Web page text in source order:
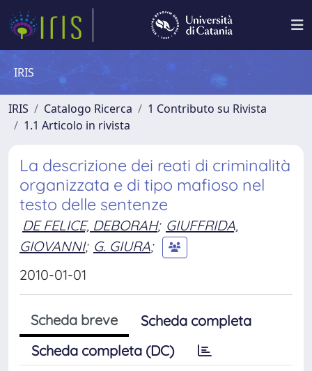
IRIS
IRIS Catalogo Ricerca
1 Contributo su Rivista
1.1 Articolo in rivista
La descrizione dei reati di criminalità
organizzata e di tipo mafioso nel
testo delle sentenze
DE FELICE, DEBORAH; GIUFFRIDA,
GIOVANNI; G. GIURA;
2010-01-01
Scheda breve
Scheda completa
Scheda completa (DC)